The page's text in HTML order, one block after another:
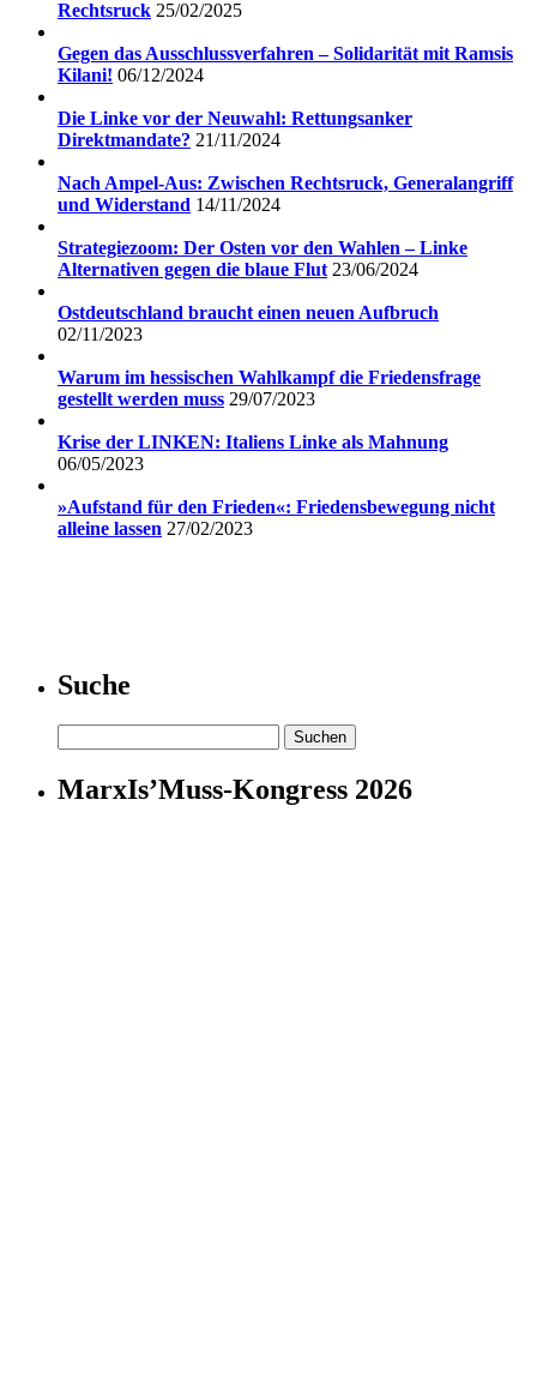
Rechtsruck 25/02/2025
Gegen das Ausschlussverfahren – Solidarität mit Ramsis
Kilani! 06/12/2024
Die Linke vor der Neuwahl: Rettungsanker
Direktmandate? 21/11/2024
Nach Ampel-Aus: Zwischen Rechtsruck, Generalangriff
und Widerstand 14/11/2024
Strategiezoom: Der Osten vor den Wahlen – Linke
Alternativen gegen die blaue Flut 23/06/2024
Ostdeutschland braucht einen neuen Aufbruch
02/11/2023
Warum im hessischen Wahlkampf die Friedensfrage
gestellt werden muss 29/07/2023
Krise der LINKEN: Italiens Linke als Mahnung
06/05/2023
»Aufstand für den Frieden«: Friedensbewegung nicht
alleine lassen 27/02/2023
Suche
nach:
MarxIs’Muss-Kongress 2026